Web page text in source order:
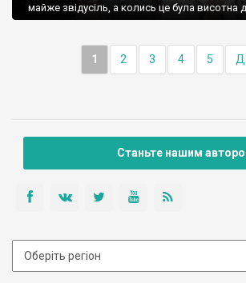
майже звідусіль, а колись це була висотна
1 2 3 4 5
Станьте нашим